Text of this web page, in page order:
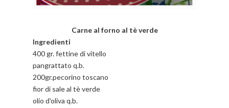
Carne al forno al tè verde
Ingredienti
400 gr. fettine di vitello
pangrattato q.b.
200gr.pecorino toscano
fior di sale al tè verde
olio d'oliva q.b.